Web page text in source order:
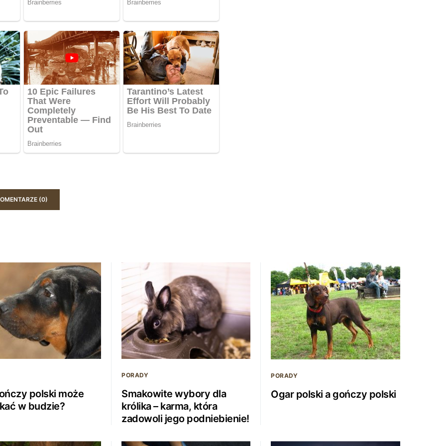
(0)
polski może
w budzie?
PORADY
Smakowite wybory dla
królika – karma, która
zadowoli jego podniebienie!
PORADY
Ogar polski a gończy polski